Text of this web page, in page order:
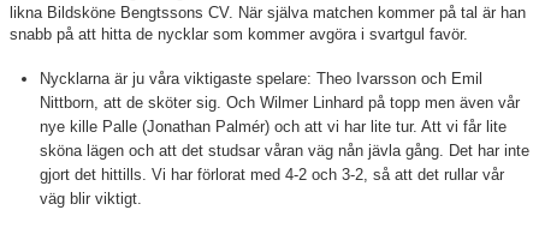
likna Bildsköne Bengtssons CV. När själva matchen kommer på tal är han
snabb på att hitta de nycklar som kommer avgöra i svartgul favör.
Nycklarna är ju våra viktigaste spelare: Theo Ivarsson och Emil
Nittborn, att de sköter sig. Och Wilmer Linhard på topp men även vår
nye kille Palle (Jonathan Palmér) och att vi har lite tur. Att vi får lite
sköna lägen och att det studsar våran väg nån jävla gång. Det har inte
gjort det hittills. Vi har förlorat med 4-2 och 3-2, så att det rullar vår
väg blir viktigt.